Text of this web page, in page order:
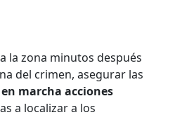
la zona minutos después
del crimen, asegurar las
marcha acciones
a localizar a los